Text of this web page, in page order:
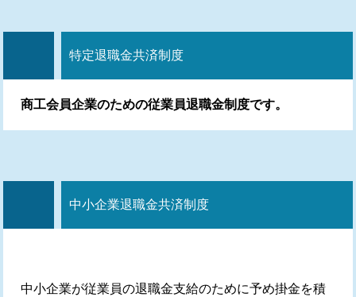
特定退職金共済制度
商工会員企業のための従業員退職金制度です。
中小企業退職金共済制度
中小企業が従業員の退職金支給のために予め掛金を積